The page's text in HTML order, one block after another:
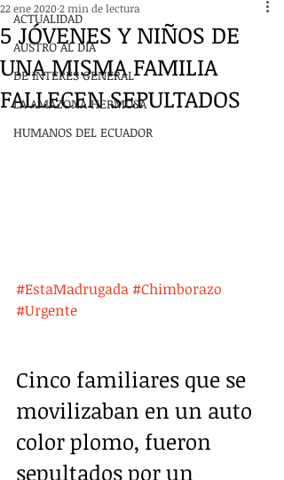
ACTUALIDAD
AUSTRO AL DÍA
DE INTERÉS GENERAL
LA AMAZONA HERMOSA
HUMANOS DEL ECUADOR
5 JÓVENES Y NIÑOS DE
UNA MISMA FAMILIA
FALLECEN SEPULTADOS
22 ene 20202 min de lectura
#EstaMadrugada#Chimborazo
#Urgente
Cinco familiares que se
movilizaban en un auto
color plomo, fueron
sepultados por un